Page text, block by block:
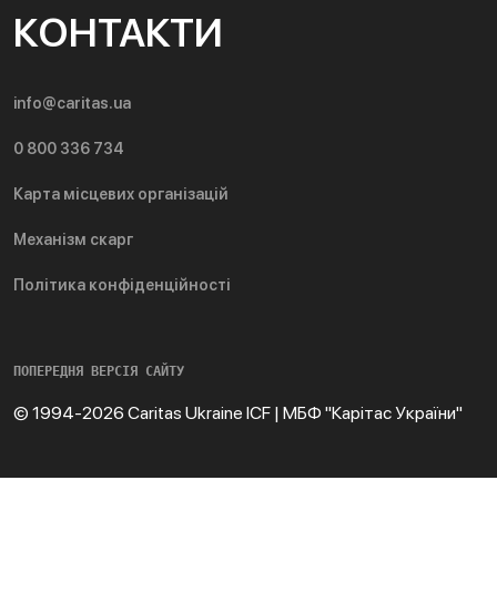
КОНТАКТИ
info@caritas.ua
0 800 336 734
Карта місцевих організацій
Механізм скарг
Політика конфіденційності
ПОПЕРЕДНЯ ВЕРСІЯ САЙТУ
© 1994-2026 Caritas Ukraine ICF | МБФ "Карітас України"